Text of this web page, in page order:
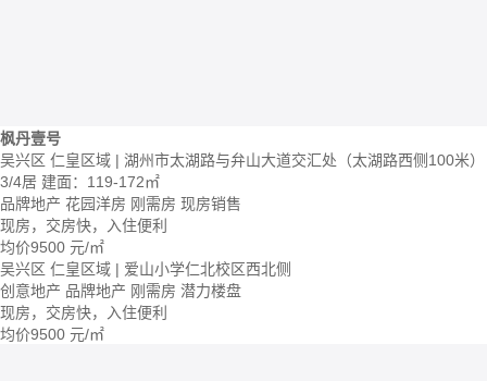
枫丹壹号
吴兴区 仁皇区域 | 湖州市太湖路与弁山大道交汇处（太湖路西侧100米）
3/4居 建面：119-172㎡
品牌地产 花园洋房 刚需房 现房销售
现房，交房快，入住便利
均价9500 元/㎡
吴兴区 仁皇区域 | 爱山小学仁北校区西北侧
创意地产 品牌地产 刚需房 潜力楼盘
现房，交房快，入住便利
均价9500 元/㎡